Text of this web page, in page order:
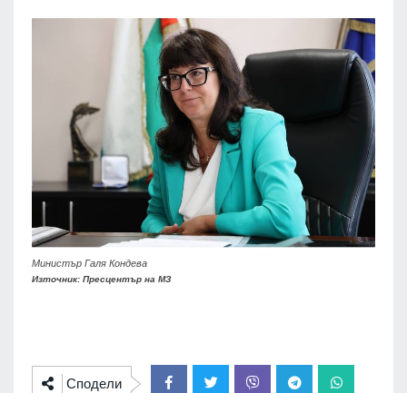
Министър Галя Кондева
Източник: Пресцентър на МЗ
Сподели